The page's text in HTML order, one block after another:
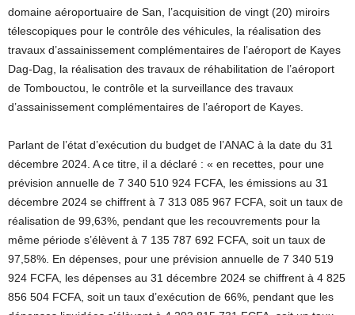
domaine aéroportuaire de San, l’acquisition de vingt (20) miroirs
télescopiques pour le contrôle des véhicules, la réalisation des
travaux d’assainissement complémentaires de l’aéroport de Kayes
Dag-Dag, la réalisation des travaux de réhabilitation de l’aéroport
de Tombouctou, le contrôle et la surveillance des travaux
d’assainissement complémentaires de l’aéroport de Kayes.
Parlant de l’état d’exécution du budget de l’ANAC à la date du 31
décembre 2024. A ce titre, il a déclaré : « en recettes, pour une
prévision annuelle de 7 340 510 924 FCFA, les émissions au 31
décembre 2024 se chiffrent à 7 313 085 967 FCFA, soit un taux de
réalisation de 99,63%, pendant que les recouvrements pour la
même période s’élèvent à 7 135 787 692 FCFA, soit un taux de
97,58%. En dépenses, pour une prévision annuelle de 7 340 519
924 FCFA, les dépenses au 31 décembre 2024 se chiffrent à 4 825
856 504 FCFA, soit un taux d’exécution de 66%, pendant que les